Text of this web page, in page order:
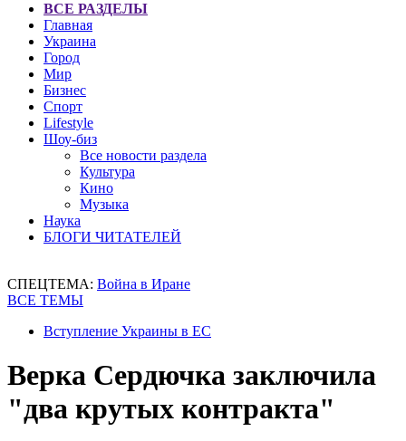
ВСЕ РАЗДЕЛЫ
Главная
Украина
Город
Мир
Бизнес
Спорт
Lifestyle
Шоу-биз
Все новости раздела
Культура
Кино
Музыка
Наука
БЛОГИ ЧИТАТЕЛЕЙ
СПЕЦТЕМА: Война в Иране
ВСЕ ТЕМЫ
Вступление Украины в ЕС
Верка Сердючка заключила
"два крутых контракта"